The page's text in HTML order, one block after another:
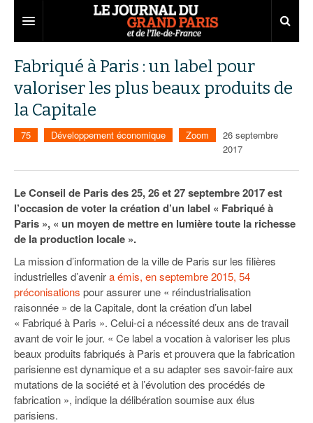
Grand Paris
Territoires
Aménagement
Collectivités
Institutions
Services urbains
Entreprises
Développement économique
Emploi
Attractivité
Innovation
Transport
Départements
75
77
78
91
93
94
95
Carnet
Nominations
Portraits
Agenda
Les Assises du Grand Paris
Éditions précédentes
Le podcast
Ecouter les épisodes
Fabriqué à Paris : un label pour
valoriser les plus beaux produits de
la Capitale
75 Développement économique Zoom
26 septembre
2017
Le Conseil de Paris des 25, 26 et 27 septembre 2017 est
l’occasion de voter la création d’un label « Fabriqué à
Paris », « un moyen de mettre en lumière toute la richesse
de la production locale ».
La mission d’information de la ville de Paris sur les filières
industrielles d’avenira émis, en septembre 2015, 54
préconisations pour assurer une « réindustrialisation
raisonnée » de la Capitale, dont la création d’un label
« Fabriqué à Paris ». Celui-ci a nécessité deux ans de travail
avant de voir le jour. « Ce label a vocation à valoriser les plus
beaux produits fabriqués à Paris et prouvera que la fabrication
parisienne est dynamique et a su adapter ses savoir-faire aux
mutations de la société et à l’évolution des procédés de
fabrication », indique la délibération soumise aux élus
parisiens.